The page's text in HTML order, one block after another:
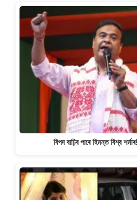
বিপদ বাঢ়িব পাৰে হিমন্ত বিশ্ব